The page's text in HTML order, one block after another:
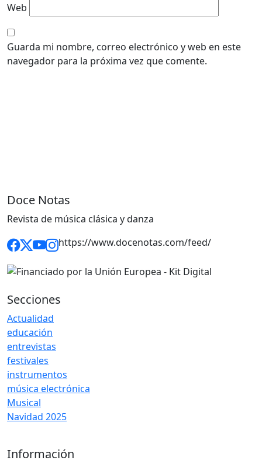
Web
Guarda mi nombre, correo electrónico y web en este
navegador para la próxima vez que comente.
Doce Notas
Revista de música clásica y danza
https://www.docenotas.com/feed/
Secciones
Actualidad
educación
entrevistas
festivales
instrumentos
música electrónica
Musical
Navidad 2025
Información